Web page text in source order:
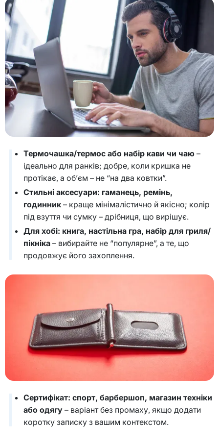
Термочашка/термос або набір кави чи чаю –
ідеально для ранків; добре, коли кришка не
протікає, а об’єм – не “на два ковтки”.
Стильні аксесуари: гаманець, ремінь,
годинник – краще мінімалістично й якісно; колір
під взуття чи сумку – дрібниця, що вирішує.
Для хобі: книга, настільна гра, набір для гриля/
пікніка – вибирайте не “популярне”, а те, що
продовжує його захоплення.
Сертифікат: спорт, барбершоп, магазин техніки
або одягу – варіант без промаху, якщо додати
коротку записку з вашим контекстом.